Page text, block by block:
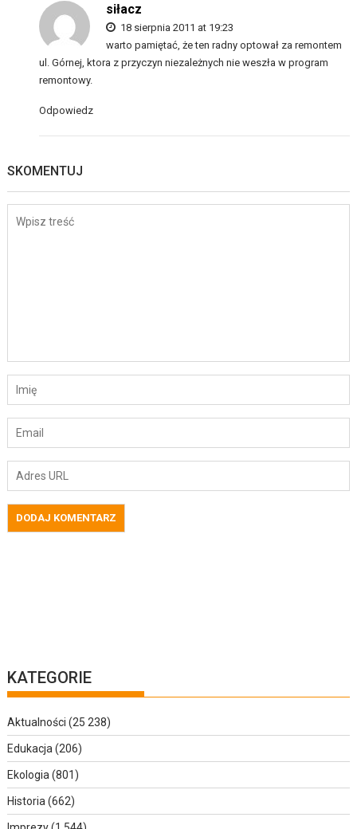
siłacz
18 sierpnia 2011 at 19:23
warto pamiętać, że ten radny optował za remontem
ul. Górnej, ktora z przyczyn niezależnych nie weszła w program
remontowy.
Odpowiedz
SKOMENTUJ
KATEGORIE
Aktualności (25 238)
Edukacja (206)
Ekologia (801)
Historia (662)